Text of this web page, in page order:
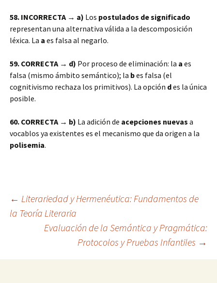
58. INCORRECTA → a) Los postulados de significado
representan una alternativa válida a la descomposición
léxica. La a es falsa al negarlo.
59. CORRECTA → d) Por proceso de eliminación: la a es
falsa (mismo ámbito semántico); la bes falsa (el
cognitivismo rechaza los primitivos). La opción des la única
posible.
60. CORRECTA → b) La adición de acepciones nuevas a
vocablos ya existentes es el mecanismo que da origen a la
polisemia.
Navegación
entradas
← Literariedad y Hermenéutica: Fundamentos de
la Teoría Literaria
Evaluación de la Semántica y Pragmática:
Protocolos y Pruebas Infantiles →